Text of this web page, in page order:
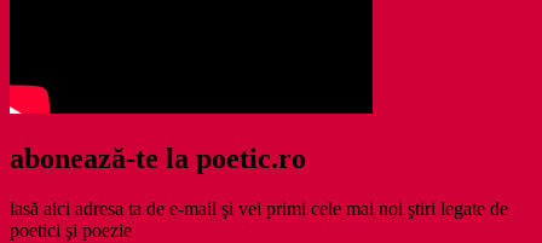
abonează-te la poetic.ro
lasă aici adresa ta de e-mail şi vei primi cele mai noi ştiri legate de
poetici şi poezie